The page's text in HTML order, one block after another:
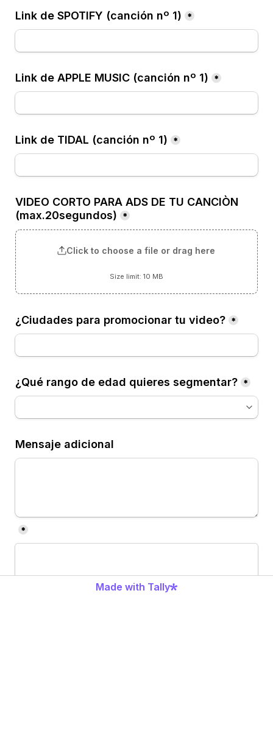
*
Link de APPLE MUSIC (canción nº 1) *
Link de TIDAL (canción nº 1) *
VIDEO CORTO PARA ADS DE TU CANCIÒN
(max.20segundos)
*
Click to choose a file or drag here
Size limit: 10 MB
¿Ciudades para promocionar tu video? *
¿Qué rango de edad quieres segmentar? *
Mensaje adicional
*
Made with Tally